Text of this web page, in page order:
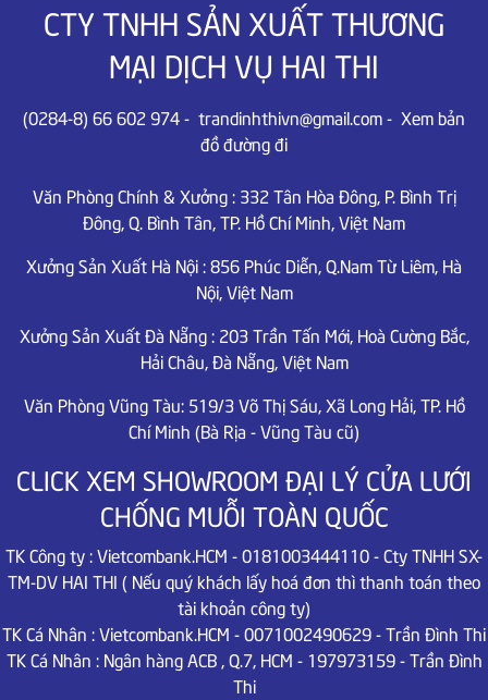
CTY TNHH SẢN XUẤT THƯƠNG
MẠI DỊCH VỤ HAI THI
(0284-8) 66 602 974- trandinhthivn@gmail.com- Xem bản
đồ đường đi
Văn Phòng Chính & Xưởng : 332 Tân Hòa Đông, P. Bình Trị
Đông, Q. Bình Tân, TP. Hồ Chí Minh, Việt Nam
Xưởng Sản Xuất Hà Nội :856 Phúc Diễn, Q.Nam Từ Liêm, Hà
Nội, Việt Nam
Xưởng Sản Xuất Đà Nẵng : 203 Trần Tấn Mới, Hoà Cường Bắc,
Hải Châu, Đà Nẵng, Việt Nam
Văn Phòng Vũng Tàu: 519/3 Võ Thị Sáu, Xã Long Hải, TP. Hồ
Chí Minh (Bà Rịa - Vũng Tàu cũ)
CLICK XEM SHOWROOM ĐẠI LÝ CỬA LƯỚI
CHỐNG MUỖI TOÀN QUỐC
TK Công ty : Vietcombank.HCM - 0181003444110 - Cty TNHH SX-
TM-DV HAI THI ( Nếu quý khách lấy hoá đơn thì thanh toán theo
tài khoản công ty)
TK Cá Nhân : Vietcombank.HCM - 0071002490629 - Trần Đình Thi
TK Cá Nhân : Ngân hàng ACB , Q.7, HCM - 197973159 - Trần Đình
Thi